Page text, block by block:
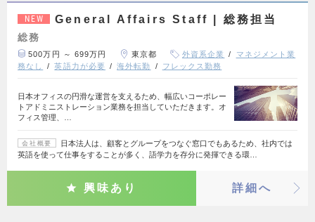
NEW General Affairs Staff | 総務担当
総務
500万円 ～ 699万円 東京都 外資系企業
マネジメント業
務なし
英語力が必要 海外転勤 フレックス勤務
日本オフィスの円滑な運営を支えるため、幅広いコーポレー
トアドミニストレーション業務を担当していただきます。オ
フィス管理、…
会社概要
日本法人は、顧客とグループをつなぐ窓口でもあるため、社内では
英語を使って仕事をすることが多く、語学力を存分に発揮できる環…
興味あり 詳細へ